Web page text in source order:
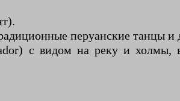
перуанские танцы и
с видом на реку и холмы,